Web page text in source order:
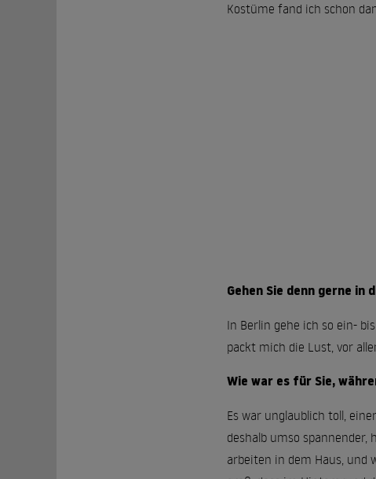
Kostüme fand ich schon
Gehen Sie denn gerne in
In Berlin gehe ich so ein-
packt mich die Lust, vor
Wie war es für Sie,
Es war unglaublich toll,
deshalb umso
arbeiten in dem Haus, und